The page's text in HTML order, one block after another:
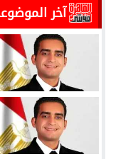
آخر